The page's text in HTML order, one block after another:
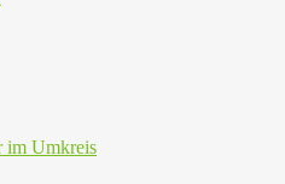
im Umkreis